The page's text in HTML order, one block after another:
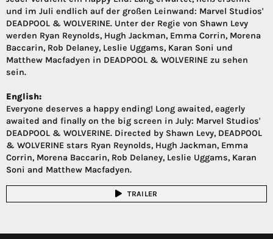
und im Juli endlich auf der großen Leinwand: Marvel Studios'
DEADPOOL & WOLVERINE. Unter der Regie von Shawn Levy
werden Ryan Reynolds, Hugh Jackman, Emma Corrin, Morena
Baccarin, Rob Delaney, Leslie Uggams, Karan Soni und
Matthew Macfadyen in DEADPOOL & WOLVERINE zu sehen
sein.
English:
Everyone deserves a happy ending! Long awaited, eagerly
awaited and finally on the big screen in July: Marvel Studios'
DEADPOOL & WOLVERINE. Directed by Shawn Levy, DEADPOOL
& WOLVERINE stars Ryan Reynolds, Hugh Jackman, Emma
Corrin, Morena Baccarin, Rob Delaney, Leslie Uggams, Karan
Soni and Matthew Macfadyen.
TRAILER